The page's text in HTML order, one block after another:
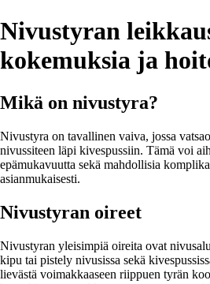
Nivustyran
kokemuksia ja
Mikä on nivustyra?
Nivustyra on tavallinen vaiva, jossa
nivussiteen läpi kivespussiin. Tämä voi
epämukavuutta sekä mahdollisia
asianmukaisesti.
Nivustyran oireet
Nivustyran yleisimpiä oireita ovat
kipu tai pistely nivusissa sekä
lievästä voimakkaaseen riippuen tyrän